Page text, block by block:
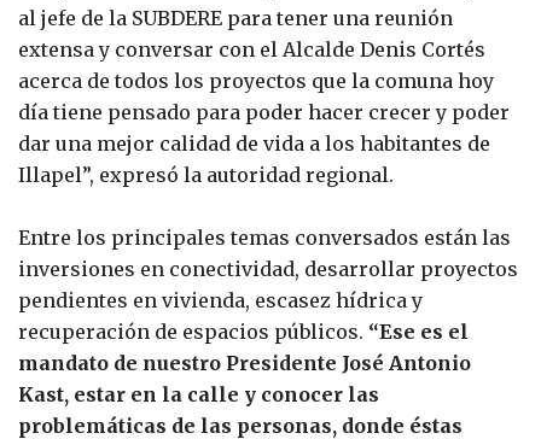
al jefe de la SUBDERE para tener una reunión
extensa y conversar con el Alcalde Denis Cortés
acerca de todos los proyectos que la comuna hoy
día tiene pensado para poder hacer crecer y poder
dar una mejor calidad de vida a los habitantes de
Illapel”, expresó la autoridad regional.
Entre los principales temas conversados están las
inversiones en conectividad, desarrollar proyectos
pendientes en vivienda, escasez hídrica y
recuperación de espacios públicos. “Ese es el
mandato de nuestro Presidente José Antonio
Kast, estar en la calle y conocer las
problemáticas de las personas, donde éstas